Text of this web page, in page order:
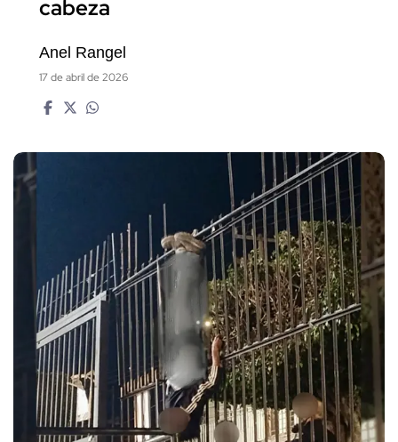
cabeza
Anel Rangel
17 de abril de 2026